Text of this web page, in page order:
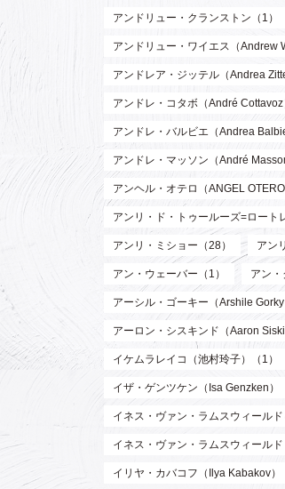
アンドリュー・クランストン（1）
アンドリュー・ワイエス（Andrew
アンドレア・ジッテル（Andrea
アンドレ・コタボ（André Cottavoz
アンドレ・バルビエ（Andrea
アンドレ・マッソン（André
アンヘル・オテロ（ANGEL OTERO
アンリ・ド・トゥールーズ=ロート
アンリ・ミショー（28） アン
アン・ウェーバー（1） アン・
アーシル・ゴーキー（Arshile Gorky
アーロン・シスキンド（Aaron
イケムラレイコ（池村玲子）（1）
イザ・ゲンツケン（Isa Genzken）
イネス・ヴァン・ラムスウィール
イネス・ヴァン・ラムスウィール
イリヤ・カバコフ（Ilya Kabakov）